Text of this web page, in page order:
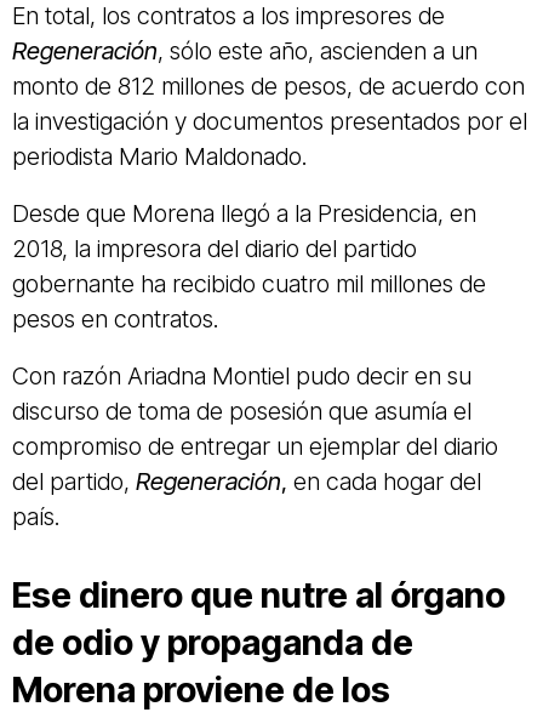
En total, los contratos a los impresores de
Regeneración, sólo este año, ascienden a un
monto de 812 millones de pesos, de acuerdo con
la investigación y documentos presentados por el
periodista Mario Maldonado.
Desde que Morena llegó a la Presidencia, en
2018, la impresora del diario del partido
gobernante ha recibido cuatro mil millones de
pesos en contratos.
Con razón Ariadna Montiel pudo decir en su
discurso de toma de posesión que asumía el
compromiso de entregar un ejemplar del diario
del partido, Regeneración, en cada hogar del
país.
Ese dinero que nutre al órgano
de odio y propaganda de
Morena proviene de los